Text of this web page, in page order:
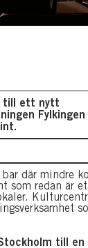
till ett nytt
där mindre
som redan är
till en